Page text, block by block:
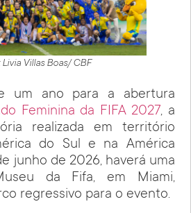
Livia Villas Boas/ CBF
um ano para a abertura
Feminina da FIFA 2027, a
realizada em território
do Sul e na América
junho de 2026, haverá uma
da Fifa, em Miami,
regressivo para o evento.